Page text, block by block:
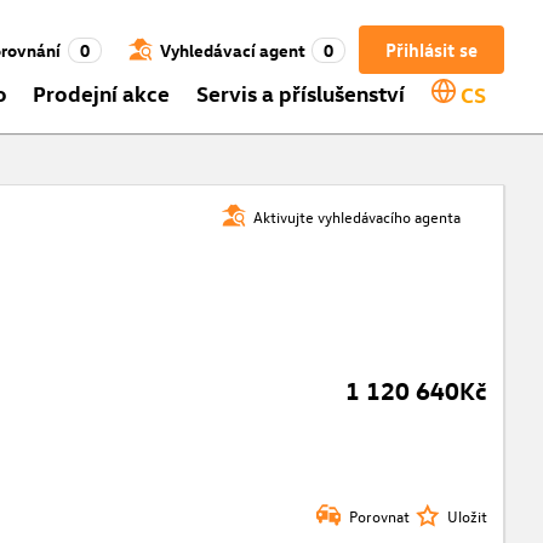
Přihlásit se
0 Vyhledávací agent 0
Prodejní akce Servis a příslušenství CS
Aktivujte vyhledávacího agenta
1 120 640Kč
Porovnat Uložit